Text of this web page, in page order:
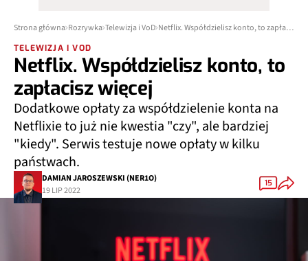
Strona główna Rozrywka Telewizja i VoD Netflix. Współdzielisz konto, to zapłacisz więcej
TELEWIZJA I VOD
Netflix. Współdzielisz konto, to
zapłacisz więcej
Dodatkowe opłaty za współdzielenie konta na
Netflixie to już nie kwestia "czy", ale bardziej
"kiedy". Serwis testuje nowe opłaty w kilku
państwach.
DAMIAN JAROSZEWSKI (NER1O)
19 LIP 2022
15